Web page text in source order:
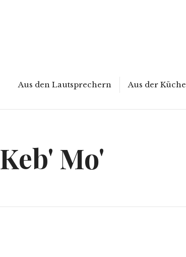
Aus den Lautsprechern Aus der Küche
Keb' Mo'